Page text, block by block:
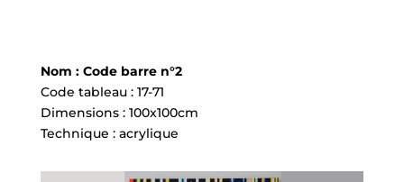
Nom : Code barre n°2
Code tableau : 17-71
Dimensions : 100x100cm
Technique : acrylique